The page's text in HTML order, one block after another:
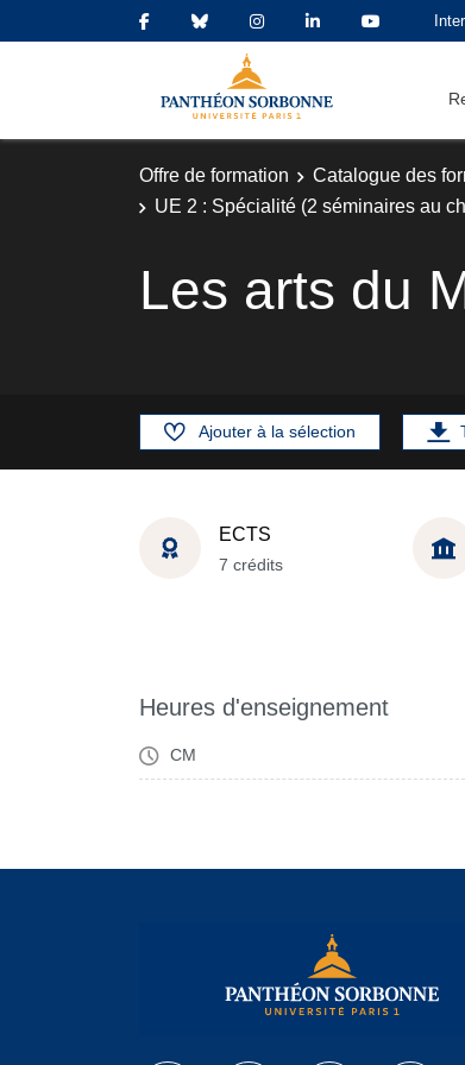
Offre de formation Catalogue des
UE 2 : Spécialité (2 séminaires au
Les arts du
Ajouter à la sélection
ECTS
7 crédits
Heures d'enseignement
CM